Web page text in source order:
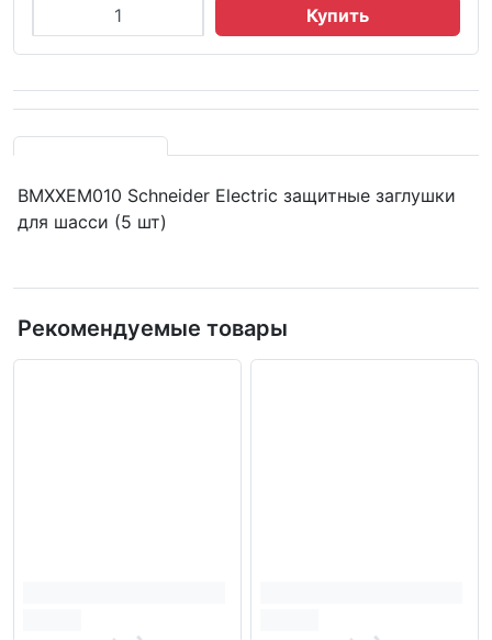
Купить
BMXXEM010 Schneider Electric защитные заглушки
для шасси (5 шт)
Рекомендуемые товары